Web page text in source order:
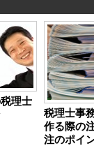
理士
税理士事
作る際の
注のポイ